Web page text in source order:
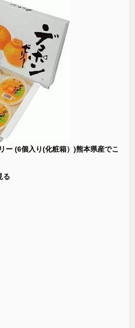
ー (6個入り(化粧箱）)熊本県産でこ
る